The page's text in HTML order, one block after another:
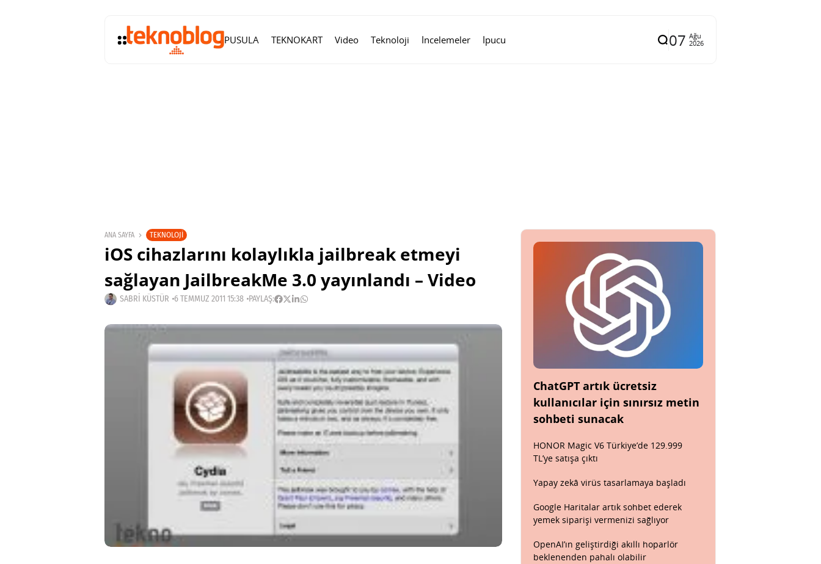
PUSULA TEKNOKART Video Teknoloji İncelemeler İpucu 07 Ağu
2026
ANA SAYFA TEKNOLOJI
iOS cihazlarını kolaylıkla jailbreak etmeyi
sağlayan JailbreakMe 3.0 yayınlandı – Video
SABRI KÜSTÜR 6 TEMMUZ 2011 15:38 PAYLAŞ:
ChatGPT artık ücretsiz
kullanıcılar için sınırsız metin
sohbeti sunacak
HONOR Magic V6 Türkiye’de 129.999
TL’ye satışa çıktı
Yapay zekâ virüs tasarlamaya başladı
Google Haritalar artık sohbet ederek
yemek siparişi vermenizi sağlıyor
OpenAI’ın geliştirdiği akıllı hoparlör
beklenenden pahalı olabilir